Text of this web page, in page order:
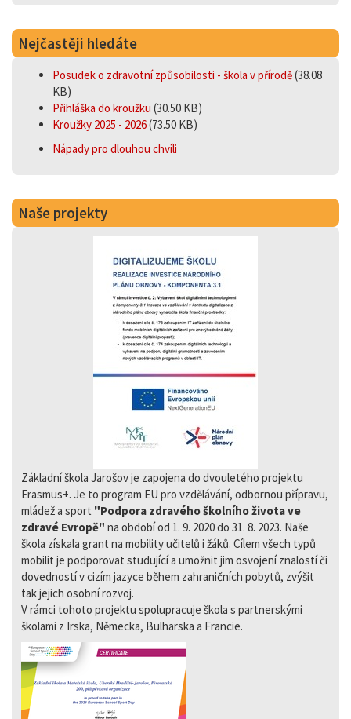
Nejčastěji hledáte
Posudek o zdravotní způsobilosti - škola v přírodě(38.08
KB)
Přihláška do kroužku (30.50 KB)
Kroužky 2025 - 2026(73.50 KB)
Nápady pro dlouhou chvíli
Naše projekty
Základní škola Jarošov je zapojena do dvouletého projektu
Erasmus+. Je to program EU pro vzdělávání, odbornou přípravu,
mládež a sport "Podpora zdravého školního života ve
zdravé Evropě" na období od 1. 9. 2020 do 31. 8. 2023. Naše
škola získala grant na mobility učitelů i žáků. Cílem všech typů
mobilit je podporovat studující a umožnit jim osvojení znalostí či
dovedností v cizím jazyce během zahraničních pobytů, zvýšit
tak jejich osobní rozvoj.
V rámci tohoto projektu spolupracuje škola s partnerskými
školami z Irska, Německa, Bulharska a Francie.